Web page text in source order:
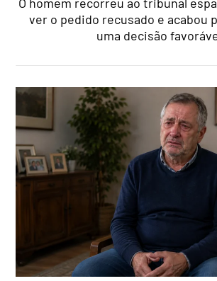
ver o pedido recusado e acabou
uma decisão